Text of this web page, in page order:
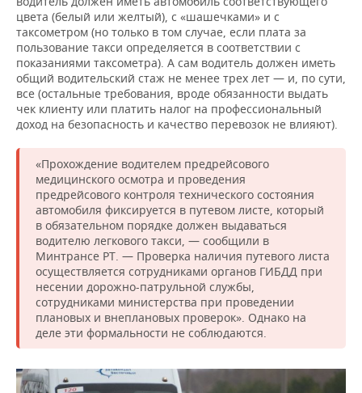
цвета (белый или желтый), с «шашечками» и с
таксометром (но только в том случае, если плата за
пользование такси определяется в соответствии с
показаниями таксометра). А сам водитель должен иметь
общий водительский стаж не менее трех лет — и, по сути,
все (остальные требования, вроде обязанности выдать
чек клиенту или платить налог на профессиональный
доход на безопасность и качество перевозок не влияют).
«Прохождение водителем предрейсового
медицинского осмотра и проведения
предрейсового контроля технического состояния
автомобиля фиксируется в путевом листе, который
в обязательном порядке должен выдаваться
водителю легкового такси, — сообщили в
Минтрансе РТ. — Проверка наличия путевого листа
осуществляется сотрудниками органов ГИБДД при
несении дорожно-патрульной службы,
сотрудниками министерства при проведении
плановых и внеплановых проверок». Однако на
деле эти формальности не соблюдаются.